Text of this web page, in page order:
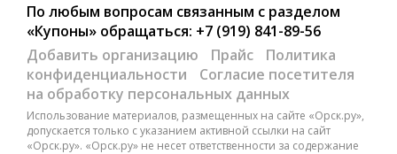
По любым вопросам связанным с разделом
«Купоны» обращаться: +7 (919) 841-89-56
Добавить организацию
Прайс
Политика
конфиденциальности
Согласие посетителя
на обработку персональных данных
Использование материалов, размещенных на сайте «Орск.ру»,
допускается только с указанием активной ссылки на сайт
«Орск.ру». «Орск.ру» не несет ответственности за содержание